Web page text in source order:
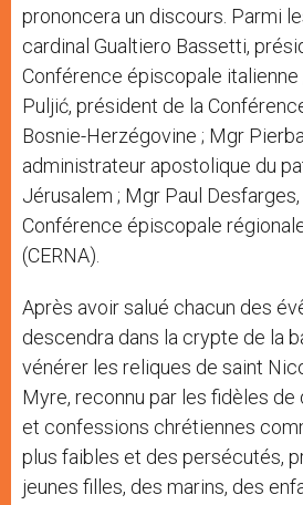
prononcera un discours. Parmi
cardinal Gualtiero Bassetti,
Conférence épiscopale italienne
Puljić, président de la
Bosnie-Herzégovine ; Mgr
administrateur apostolique du
Jérusalem ; Mgr Paul
Conférence épiscopale
(CERNA).
Après avoir salué chacun des
descendra dans la crypte de la
vénérer les reliques de saint
Myre, reconnu par les fidèles
et confessions chrétiennes
plus faibles et des persécutés,
jeunes filles, des marins, des